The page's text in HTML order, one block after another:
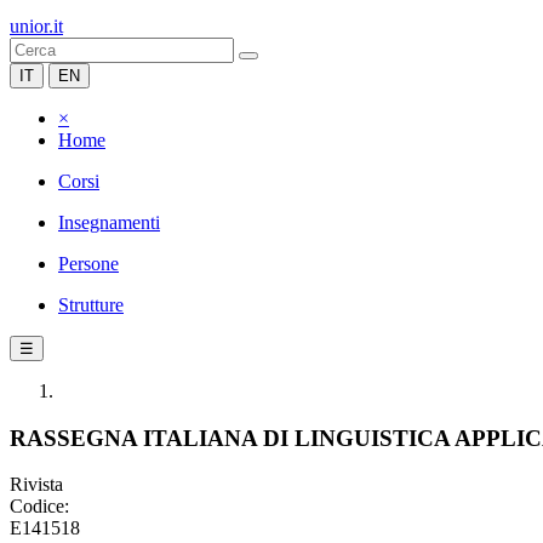
unior.it
IT EN
×
Home
Corsi
Insegnamenti
Persone
Strutture
☰
RASSEGNA ITALIANA DI LINGUISTICA
Rivista
Codice:
E141518